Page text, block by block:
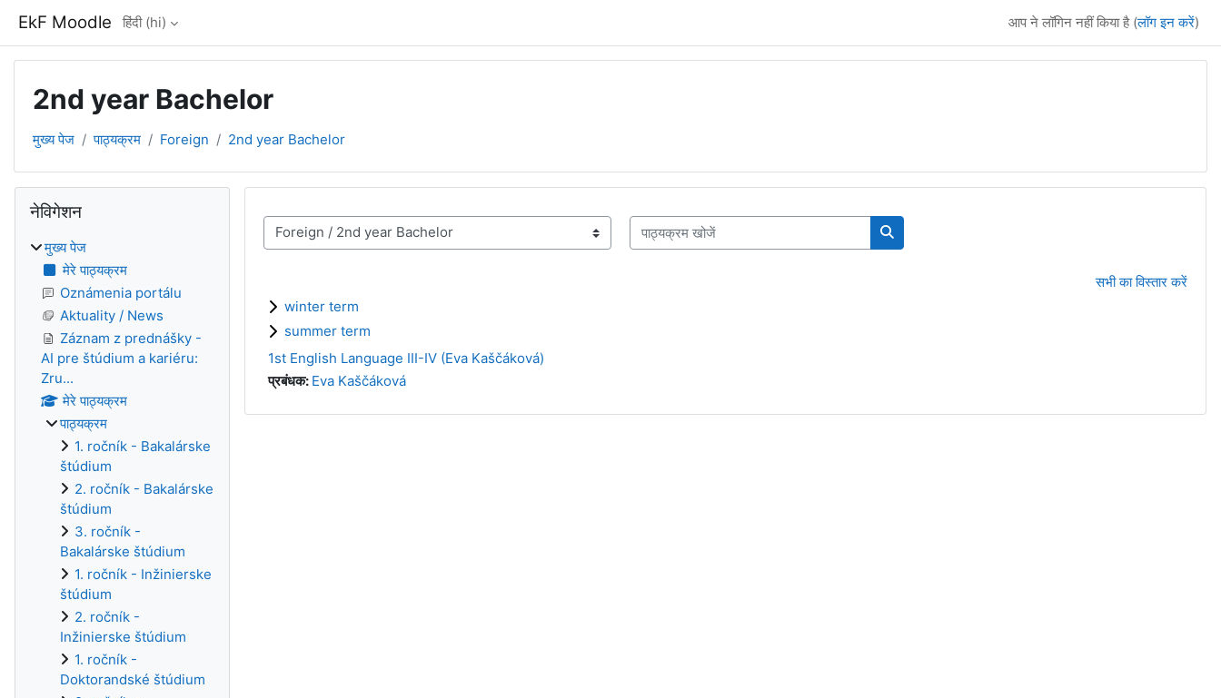
EkF Moodle हिंदी ‎(hi)‎ आप ने लॉगिन नहीं किया है (लॉग इन करें)
2nd year Bachelor
मुख्य पेज पाठ्यक्रम Foreign 2nd year Bachelor
पाठ्यक्रम वर्ग
पाठ्यक्रम खोजें
पाठ्यक्रम खोजें
सभी का विस्तार करें
winter term
summer term
1st English Language III-IV (Eva Kaščáková)
प्रबंधक: Eva Kaščáková
ब्लॉक
नेविगेशन
मुख्य पेज
मेरे पाठ्यक्रम
Oznámenia portálu
Aktuality / News
Záznam z prednášky -
AI pre štúdium a kariéru:
Zru...
मेरे पाठ्यक्रम
पाठ्यक्रम
1. ročník - Bakalárske
štúdium
2. ročník - Bakalárske
štúdium
3. ročník -
Bakalárske štúdium
1. ročník - Inžinierske
štúdium
2. ročník -
Inžinierske štúdium
1. ročník -
Doktorandské štúdium